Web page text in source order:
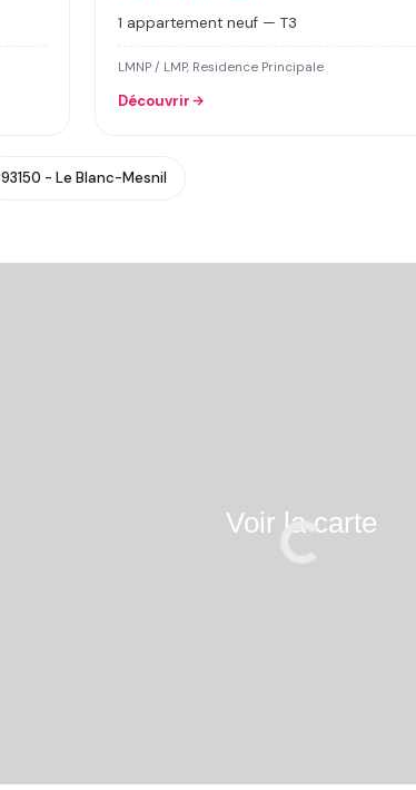
1 appartement neuf — T3
LMNP / LMP, Residence Principale
Découvrir
93150 - Le Blanc-Mesnil
Voir la carte